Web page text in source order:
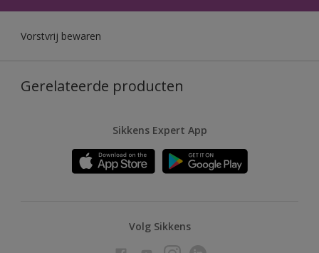
Vorstvrij bewaren
Gerelateerde producten
Sikkens Expert App
Volg Sikkens